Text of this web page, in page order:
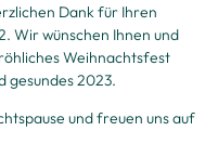
Dank für Ihren
Wir wünschen Ihnen und
Weihnachtsfest
gesundes 2023.
und freuen uns auf